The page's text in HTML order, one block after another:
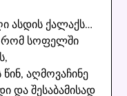
ასდის ქალაქს…
რომ სოფელში
აღმოვაჩინე
და შესაბამისად